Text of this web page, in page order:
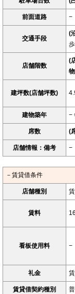
前面道路 −
交通手段
(
店舗階数
(
建坪数(店舗坪数)
建物築年 −
席数 (
店舗情報：備考 −
－賃貸借条件
店舗種別
賃料
看板使用料 −
礼金
賃貸借契約種別